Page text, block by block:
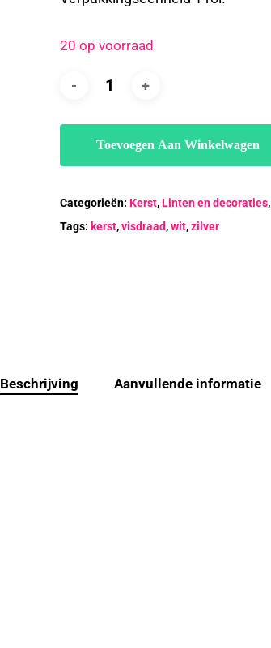
20 op voorraad
Toevoegen Aan Winkelwagen
Categorieën: Kerst,Linten en decoraties,
Tags: kerst,visdraad,wit,zilver
Beschrijving Aanvullende informatie